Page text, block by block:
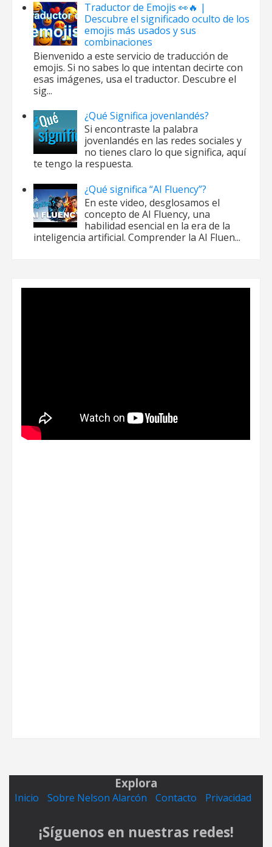
Traductor de Emojis 👀🔥 |
Descubre el significado oculto de los
emojis más usados y sus
combinaciones
Bienvenido a este servicio de traducción de
emojis. Si no sabes lo que intentan decirte con
esas imágenes, usa el traductor. Descubre el
sig...
¿Qué Significa jovenlandés?
Si encontraste la palabra
jovenlandés en las redes sociales y
no tienes claro lo que significa, aquí
te tengo la respuesta.
¿Qué significa “AI Fluency”?
En este video, desglosamos el
concepto de AI Fluency, una
habilidad esencial en la era de la
inteligencia artificial. Comprender la AI Fluen...
Explora
Inicio Sobre Nelson Alarcón Contacto Privacidad
¡Síguenos en nuestras redes!